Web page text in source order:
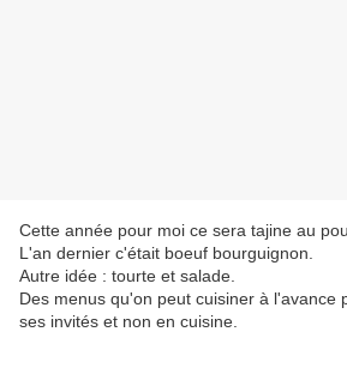
Cette année pour moi ce sera tajine au
L'an dernier c'était boeuf bourguignon.
Autre idée : tourte et salade.
Des menus qu'on peut cuisiner à l'avance
ses invités et non en cuisine.